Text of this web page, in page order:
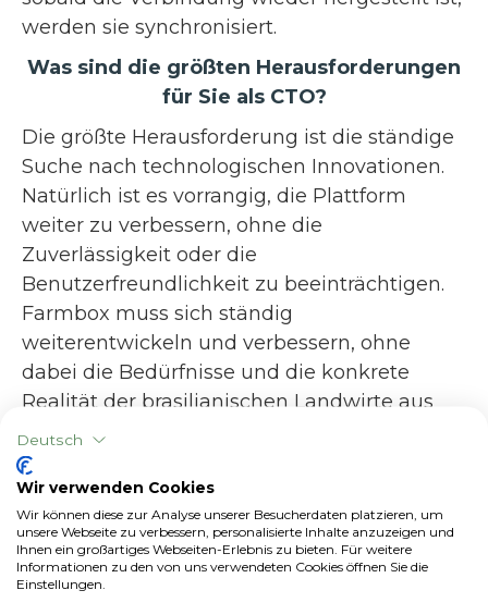
werden sie synchronisiert.
Was sind die größten Herausforderungen
für Sie als CTO?
Die größte Herausforderung ist die ständige
Suche nach technologischen Innovationen.
Natürlich ist es vorrangig, die Plattform
weiter zu verbessern, ohne die
Zuverlässigkeit oder die
Benutzerfreundlichkeit zu beeinträchtigen.
Farmbox muss sich ständig
weiterentwickeln und verbessern, ohne
dabei die Bedürfnisse und die konkrete
Realität der brasilianischen Landwirte aus
den Augen zu verlieren, denn das ist es, was
uns so weit gebracht hat. Natürlich ist bei
dieser Art von Herausforderung Teamarbeit
entscheidend; glücklicherweise haben wir
bei Checkplant ein hervorragendes Team!
Woran arbeiten Sie im Moment?
Deutsch
Wir verwenden Cookies
Wir können diese zur Analyse unserer Besucherdaten platzieren, um
unsere Webseite zu verbessern, personalisierte Inhalte anzuzeigen und
Ihnen ein großartiges Webseiten-Erlebnis zu bieten. Für weitere
Informationen zu den von uns verwendeten Cookies öffnen Sie die
Einstellungen.